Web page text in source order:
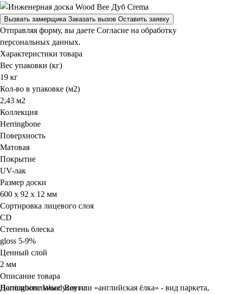
Вызвать замерщика Заказать вызов Оставить заявку
Отправляя форму, вы даете Согласие на обработку
персональных данных.
Характеристики товара
Вес упаковки (кг)
19 кг
Кол-во в упаковке (м2)
2,43 м2
Коллекция
Herringbone
Поверхность
Матовая
Покрытие
UV-лак
Размер доски
600 x 92 x 12 мм
Сортировка лицевого слоя
CD
Степень блеска
gloss 5-9%
Ценный слой
2 мм
Описание товара
Harringbone Wood Bee или «английская ёлка» - вид паркета,
Дополнительные услуги